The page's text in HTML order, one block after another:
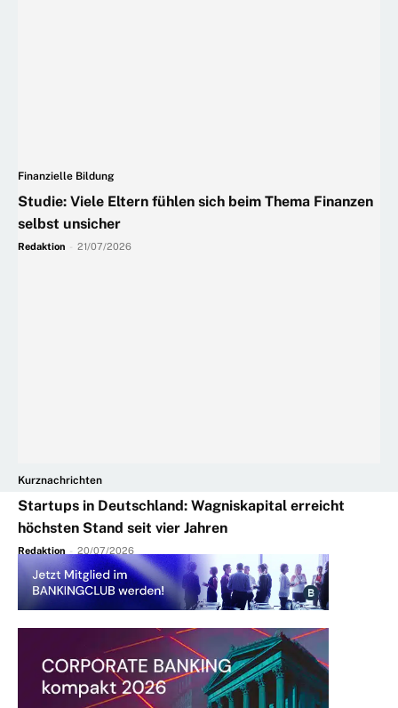
Finanzielle Bildung
Studie: Viele Eltern fühlen sich beim Thema Finanzen
selbst unsicher
Redaktion 21/07/2026
Kurznachrichten
Startups in Deutschland: Wagniskapital erreicht
höchsten Stand seit vier Jahren
Redaktion - 20/07/2026